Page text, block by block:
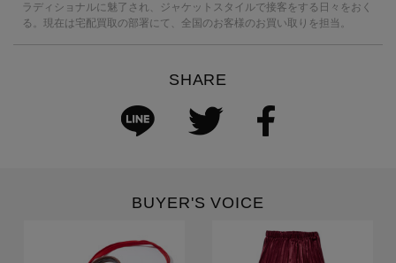
ラディショナルに魅了され、ジャケットスタイルで接客をする日々をおく
る。現在は宅配買取の部署にて、全国のお客様のお買い取りを担当。
SHARE
BUYER'S VOICE